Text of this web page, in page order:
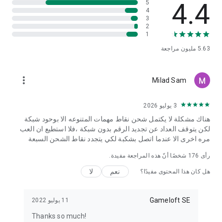
سياسة الخصوصية: http://www.gameloft.com/ar/privacy-notice
شروط الاستخدام: http://www.gameloft.com/ar/conditions-of-
use
اتفاقية التراخيص للمستخدمين:
4.4
5.63 مليون مراجعة
5
4
3
2
1
Milad Sam
more_vert
3 يوليو 2026
هناك مشكلة لا يكتمل شحن نقاط مهمات المتنوعه الا بوحود شبكة
لكن يتوقف العداد عن تجديد الرقم بدون شبكة ،فلا استطيع ان العب
مره اخرى الا عندما اتصل بشكبة لكي يتجدد نقاط الشحن السبعة
رأى 176 شخصًا أنّ هذه المراجعة مفيدة.
هل كان هذا المحتوى مفيدًا؟ نعم لا
Gameloft SE 11 يوليو 2022
Thanks so much!